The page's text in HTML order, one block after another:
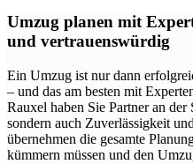
Umzug planen mit
und vertrauenswürdig
Ein Umzug ist nur dann
– und das am besten mit
Rauxel haben Sie Partner an
sondern auch Zuverlässigkeit
übernehmen die gesamte
kümmern müssen und den